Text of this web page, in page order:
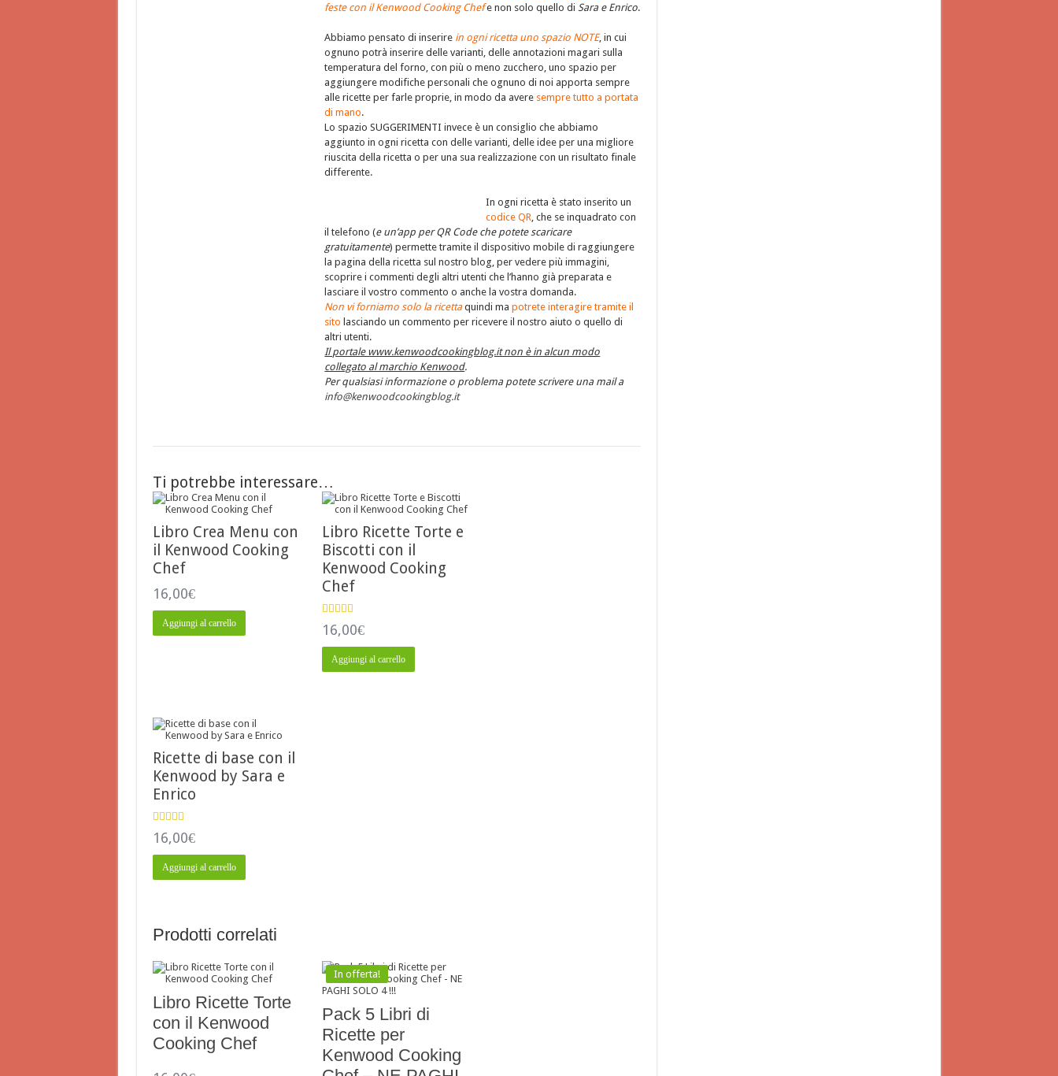
feste con il Kenwood Cooking Chefe non solo quello di Sara e Enrico.
Abbiamo pensato di inserire in ogni ricetta uno spazio NOTE, in cui
ognuno potrà inserire delle varianti, delle annotazioni magari sulla
temperatura del forno, con più o meno zucchero, uno spazio per
aggiungere modifiche personali che ognuno di noi apporta sempre
alle ricette per farle proprie, in modo da avere sempre tutto a portata
di mano.
Lo spazio SUGGERIMENTI invece è un consiglio che abbiamo
aggiunto in ogni ricetta con delle varianti, delle idee per una migliore
riuscita della ricetta o per una sua realizzazione con un risultato finale
differente.
In ogni ricetta è stato inserito un
codice QR , che se inquadrato con
il telefono (e un’app per QR Code che potete scaricare
gratuitamente) permette tramite il dispositivo mobile di raggiungere
la pagina della ricetta sul nostro blog, per vedere più immagini,
scoprire i commenti degli altri utenti che l’hanno già preparata e
lasciare il vostro commento o anche la vostra domanda.
Non vi forniamo solo la ricettaquindi mapotrete interagire tramite il
sito lasciando un commento per ricevere il nostro aiuto o quello di
altri utenti.
Il portale www.kenwoodcookingblog.it non è in alcun modo
collegato al marchio Kenwood.
Per qualsiasi informazione o problema potete scrivere una mail a
info@kenwoodcookingblog.it
Ti potrebbe interessare…
Libro Crea Menu con
il Kenwood Cooking
Chef
16,00€
Aggiungi al carrello
Libro Ricette Torte e
Biscotti con il
Kenwood Cooking
Chef
Valutato
4.78su 5
16,00€
Aggiungi al carrello
Ricette di base con il
Kenwood by Sara e
Enrico
Valutato
4.65su 5
16,00€
Aggiungi al carrello
Prodotti correlati
Libro Ricette Torte
con il Kenwood
Cooking Chef
In offerta!
Pack 5 Libri di
Ricette per
Kenwood Cooking